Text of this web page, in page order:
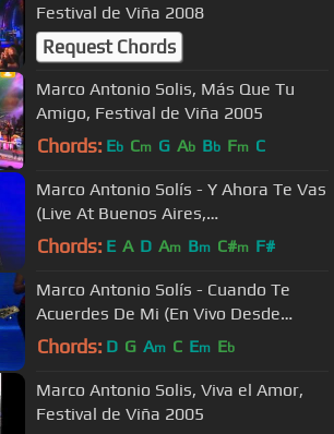
Festival de Viña 2008
Request Chords
Marco Antonio Solis, Más Que Tu
Amigo, Festival de Viña 2005
Chords: Eb Cm G Ab Bb Fm C
Marco Antonio Solís - Y Ahora Te Vas
(Live At Buenos Aires,
Argentina/2011)
Chords: E A D Am Bm C#m F#
Marco Antonio Solís - Cuando Te
Acuerdes De Mi (En Vivo Desde
Buenos Aires)
Chords: D G Am C Em Eb
Marco Antonio Solis, Viva el Amor,
Festival de Viña 2005